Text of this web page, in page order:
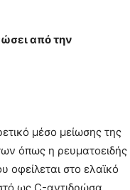
από την
μέσο μείωσης της
όπως η ρευματοειδής
οφείλεται στο ελαϊκό